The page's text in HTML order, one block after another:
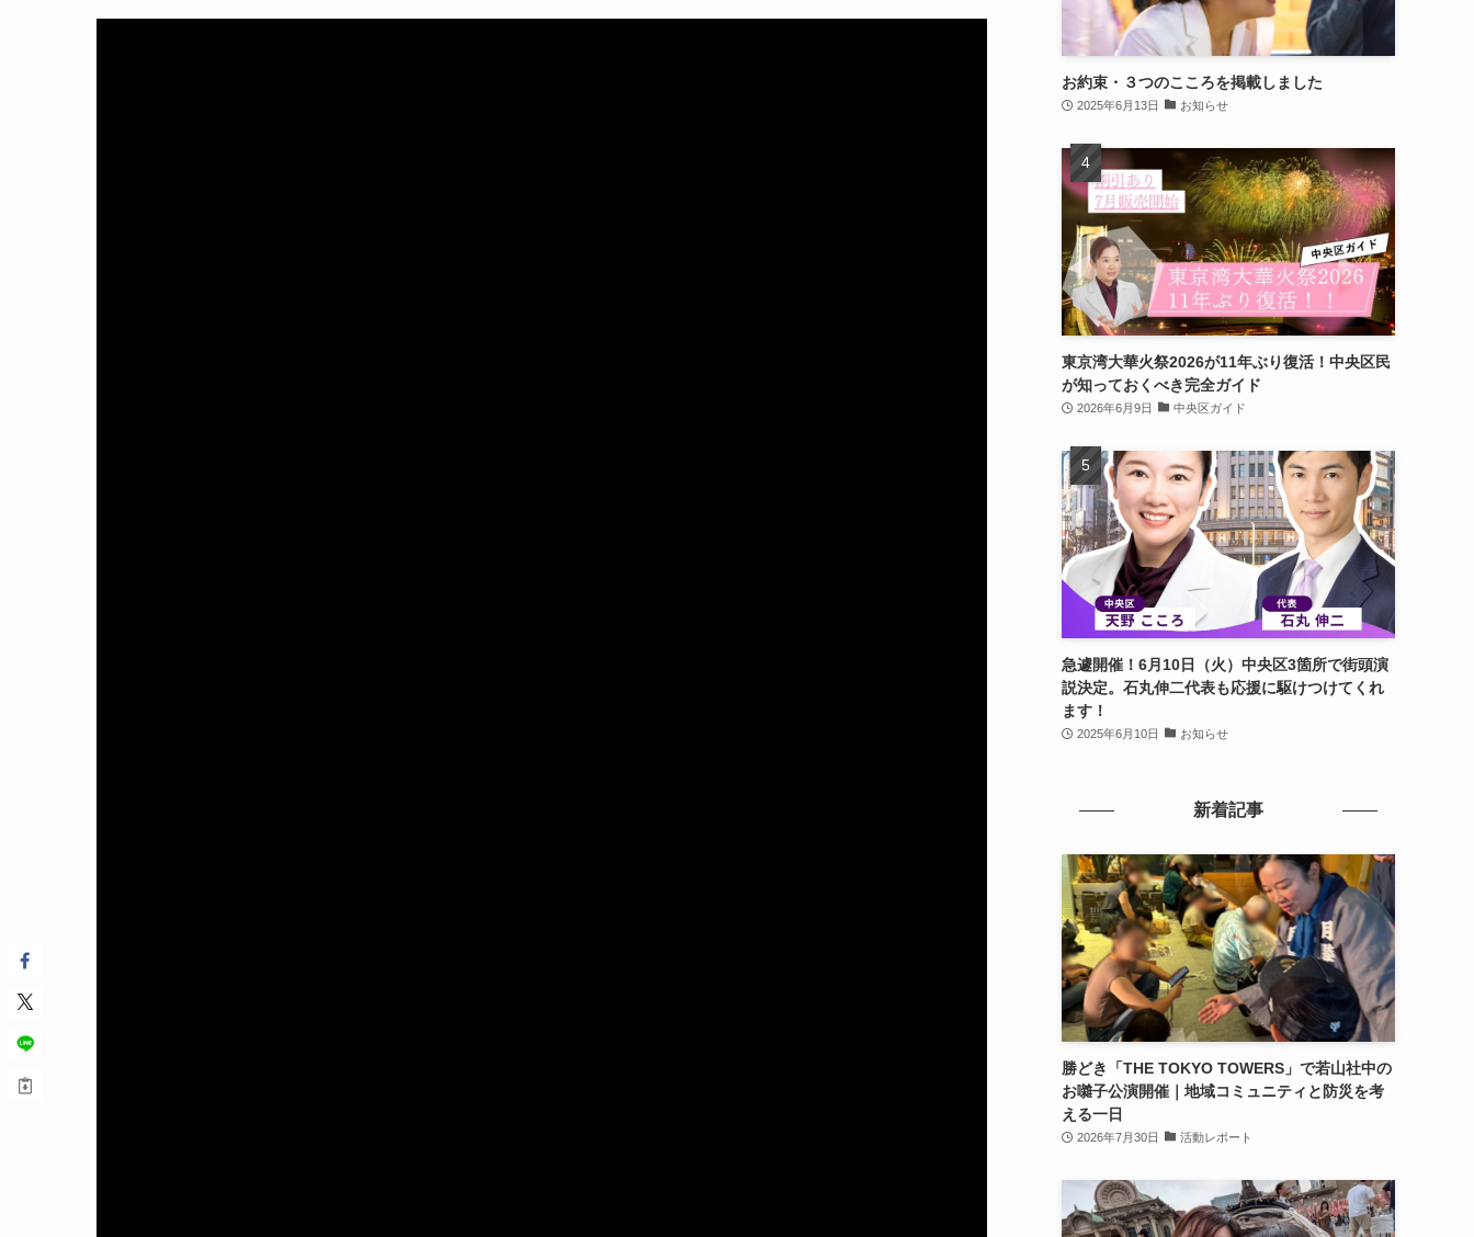
お約束・３つのこころを掲載しました
2025年6月13日 お知らせ
東京湾大華火祭2026が11年ぶり復活！中央区民
が知っておくべき完全ガイド
2026年6月9日 中央区ガイド
急遽開催！6月10日（火）中央区3箇所で街頭演
説決定。石丸伸二代表も応援に駆けつけてくれ
ます！
2025年6月10日 お知らせ
新着記事
勝どき「THE TOKYO TOWERS」で若山社中の
お囃子公演開催｜地域コミュニティと防災を考
える一日
2026年7月30日 活動レポート